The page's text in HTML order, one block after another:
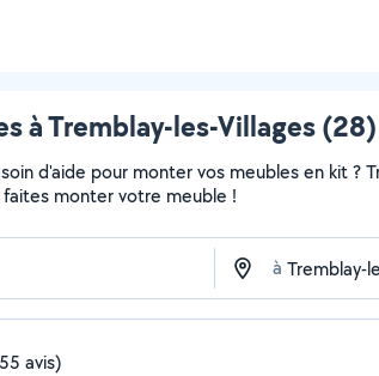
à Tremblay-les-Villages
d'aide pour monter vos meubles en kit ?
faites monter votre meuble !
à
avis)